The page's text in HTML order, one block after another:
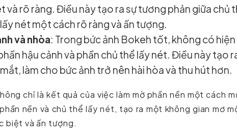
và rõ ràng. Điều này tạo ra sự tương phản giữa chủ
nét một cách rõ ràng và ấn tượng.
và nhòa: Trong bức ảnh Bokeh tốt, không có hiện
hậu cảnh và phần chủ thể lấy nét. Điều này tạo
làm cho bức ảnh trở nên hài hòa và thu hút hơn.
chỉ là kết quả của việc làm mờ phần nền một cách
nền và chủ thể lấy nét, tạo ra một không gian mơ
biệt và ấn tượng.